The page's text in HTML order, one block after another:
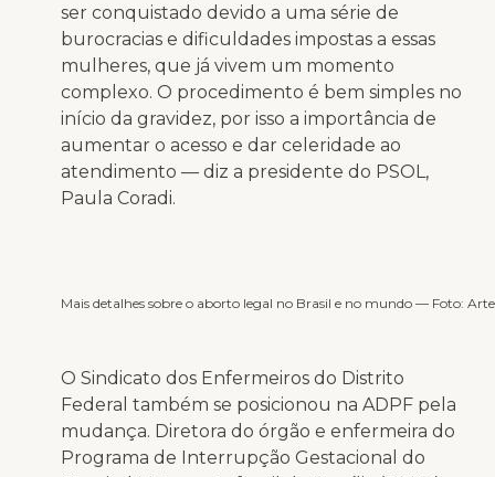
ser conquistado devido a uma série de
burocracias e dificuldades impostas a essas
mulheres, que já vivem um momento
complexo. O procedimento é bem simples no
início da gravidez, por isso a importância de
aumentar o acesso e dar celeridade ao
atendimento — diz a presidente do PSOL,
Paula Coradi.
Mais detalhes sobre o aborto legal no Brasil e no mundo — Foto:
O Sindicato dos Enfermeiros do Distrito
Federal também se posicionou na ADPF pela
mudança. Diretora do órgão e enfermeira do
Programa de Interrupção Gestacional do